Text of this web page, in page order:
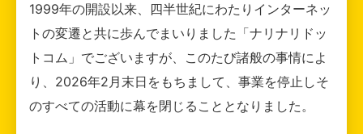
1999年の開設以来、四半世紀にわたりインターネッ
トの変遷と共に歩んでまいりました「ナリナリドッ
トコム」でございますが、このたび諸般の事情によ
り、2026年2月末日をもちまして、事業を停止しそ
のすべての活動に幕を閉じることとなりました。